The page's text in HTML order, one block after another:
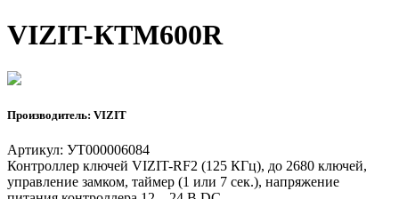
VIZIT-КТМ600R
Производитель: VIZIT
Артикул: УТ000006084
Контроллер ключей VIZIT-RF2 (125 КГц), до 2680 ключей,
управление замком, таймер (1 или 7 сек.), напряжение